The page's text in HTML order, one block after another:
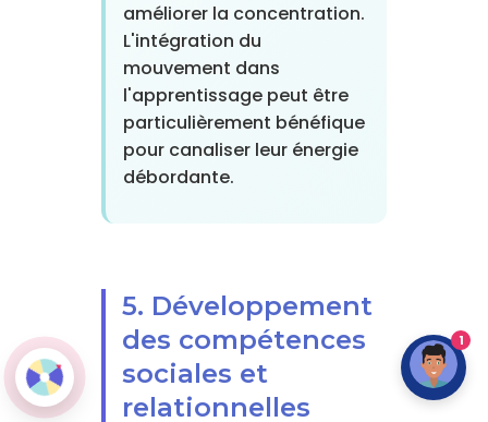
améliorer la concentration.
L'intégration du
mouvement dans
l'apprentissage peut être
particulièrement bénéfique
pour canaliser leur énergie
débordante.
5. Développement
des compétences
sociales et
relationnelles
1